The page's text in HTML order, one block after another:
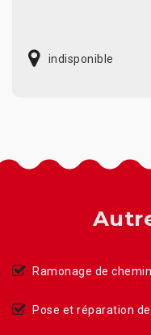
indisponible
Ramonage de
Pose et réparation